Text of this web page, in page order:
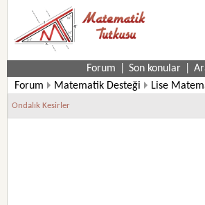
Forum Son konular
Forum
Matematik Desteği
Lise
9. Sınıf Matematik Soruları
Ondalık Kesirler